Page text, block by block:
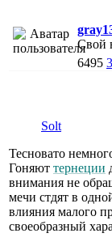
Свой
6495
Solt
Тесновато
Гоняют тернеции
внимания не
мечи стдят в
влияния малого
своеобразный